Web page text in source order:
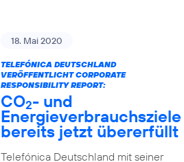
18. Mai 2020
TELEFÓNICA DEUTSCHLAND
VERÖFFENTLICHT CORPORATE
RESPONSIBILITY REPORT:
CO2- und
Energieverbrauchsziele
bereits jetzt übererfüllt
Telefónica Deutschland mit seiner